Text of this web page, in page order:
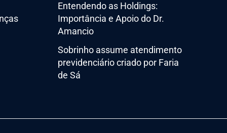
Entendendo as Holdings:
Importância e Apoio do Dr.
Amancio
Sobrinho assume atendimento
previdenciário criado por Faria
de Sá